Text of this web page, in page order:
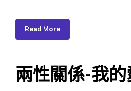
Read More
兩性關係-我的